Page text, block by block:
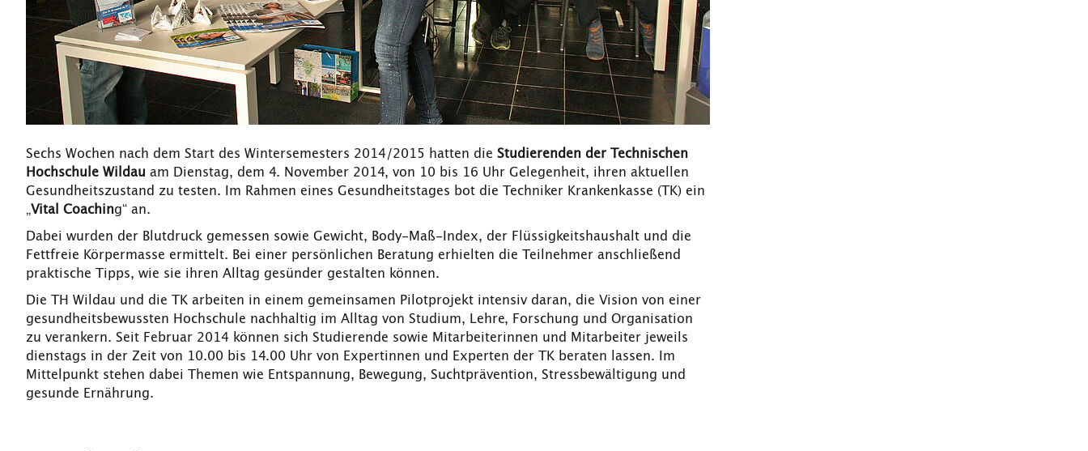
Sechs Wochen nach dem Start des Wintersemesters 2014/2015 hatten die Studierenden der Technischen
Hochschule Wildau am Dienstag, dem 4. November 2014, von 10 bis 16 Uhr Gelegenheit, ihren aktuellen
Gesundheitszustand zu testen. Im Rahmen eines Gesundheitstages bot die Techniker Krankenkasse (TK) ein
„Vital Coaching“ an.
Dabei wurden der Blutdruck gemessen sowie Gewicht, Body-Maß-Index, der Flüssigkeitshaushalt und die
Fettfreie Körpermasse ermittelt. Bei einer persönlichen Beratung erhielten die Teilnehmer anschließend
praktische Tipps, wie sie ihren Alltag gesünder gestalten können.
Die TH Wildau und die TK arbeiten in einem gemeinsamen Pilotprojekt intensiv daran, die Vision von einer
gesundheitsbewussten Hochschule nachhaltig im Alltag von Studium, Lehre, Forschung und Organisation
zu verankern. Seit Februar 2014 können sich Studierende sowie Mitarbeiterinnen und Mitarbeiter jeweils
dienstags in der Zeit von 10.00 bis 14.00 Uhr von Expertinnen und Experten der TK beraten lassen. Im
Mittelpunkt stehen dabei Themen wie Entspannung, Bewegung, Suchtprävention, Stressbewältigung und
gesunde Ernährung.